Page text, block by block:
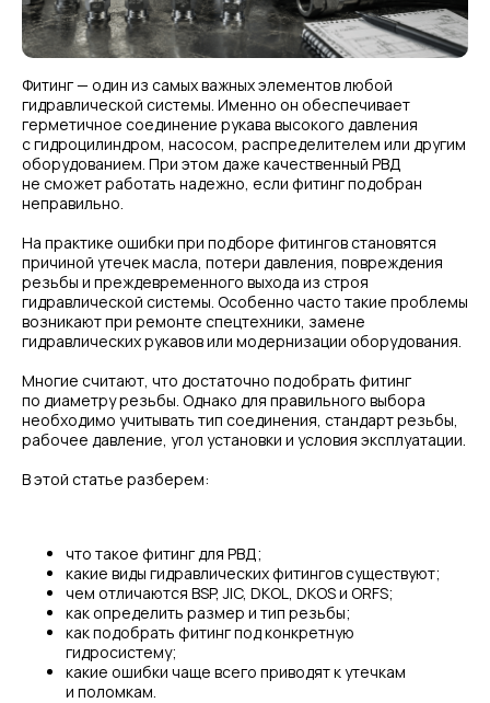
Фитинг — один из самых важных элементов любой
гидравлической системы. Именно он обеспечивает
герметичное соединение рукава высокого давления
с гидроцилиндром, насосом, распределителем или другим
оборудованием. При этом даже качественный РВД
не сможет работать надежно, если фитинг подобран
неправильно.
На практике ошибки при подборе фитингов становятся
причиной утечек масла, потери давления, повреждения
резьбы и преждевременного выхода из строя
гидравлической системы. Особенно часто такие проблемы
возникают при ремонте спецтехники, замене
гидравлических рукавов или модернизации оборудования.
Многие считают, что достаточно подобрать фитинг
по диаметру резьбы. Однако для правильного выбора
необходимо учитывать тип соединения, стандарт резьбы,
рабочее давление, угол установки и условия эксплуатации.
В этой статье разберем:
что такое фитинг для РВД;
какие виды гидравлических фитингов существуют;
чем отличаются BSP, JIC, DKOL, DKOS и ORFS;
как определить размер и тип резьбы;
как подобрать фитинг под конкретную
гидросистему;
какие ошибки чаще всего приводят к утечкам
и поломкам.